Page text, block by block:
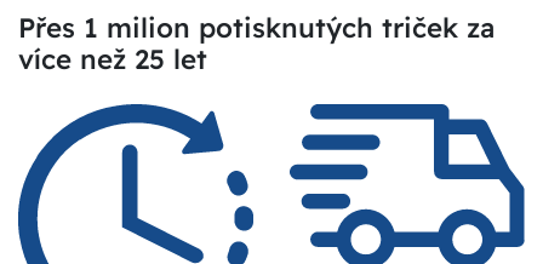
Přes 1 milion potisknutých triček za
více než 25 let